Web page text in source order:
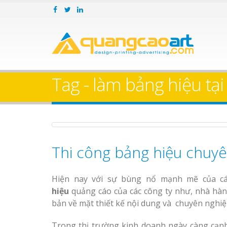
Tag - làm bảng hiệu
Thi công bảng hiệu
Hiện nay với sự bùng nổ mạnh mẽ của
hiệu quảng cáo của các công ty như, nhà
bản về mặt thiết kế nội dung và chuyên
Bảng Hiệu Salon Tóc
Vinh Thu Hút Mọi Ánh
Bảng Hiệu Nhà Hàng
Nghệ An Độc Đáo
Làm bảng hiệu gỗ tại
Nha Trang
Bảng gỗ treo cửa
theo yêu cầu
Làm bảng hiệu gỗ tại
Nghệ An
Làm Biển
Cà Phê Bình
Trọn Gói
Làm bảng
sữa Bình
Làm biển
Dương
Thi công
cáo Thuận
Dương